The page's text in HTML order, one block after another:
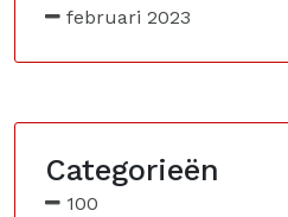
februari 2023
Categorieën
100